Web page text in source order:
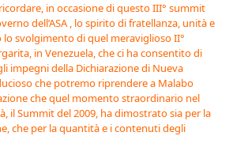
in occasione di questo III° summit
dell’ASA , lo spirito di fratellanza, unità e
svolgimento di quel meraviglioso II°
in Venezuela, che ci ha consentito di
impegni della Dichiarazione di Nueva
che potremo riprendere a Malabo
che quel momento straordinario nel
il Summit del 2009, ha dimostrato sia per la
che per la quantità e i contenuti degli